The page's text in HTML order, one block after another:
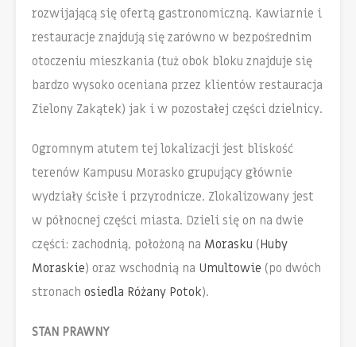
rozwijającą się ofertą gastronomiczną. Kawiarnie i
restauracje znajdują się zarówno w bezpośrednim
otoczeniu mieszkania (tuż obok bloku znajduje się
bardzo wysoko oceniana przez klientów restauracja
Zielony Zakątek) jak i w pozostałej części dzielnicy.
Ogromnym atutem tej lokalizacji jest bliskość
terenów Kampusu Morasko grupujący głównie
wydziały ścisłe i przyrodnicze. Zlokalizowany jest
w północnej części miasta. Dzieli się on na dwie
części: zachodnią, położoną na Morasku (Huby
Moraskie) oraz wschodnią na Umultowie (po dwóch
stronach osiedla Różany Potok).
STAN PRAWNY